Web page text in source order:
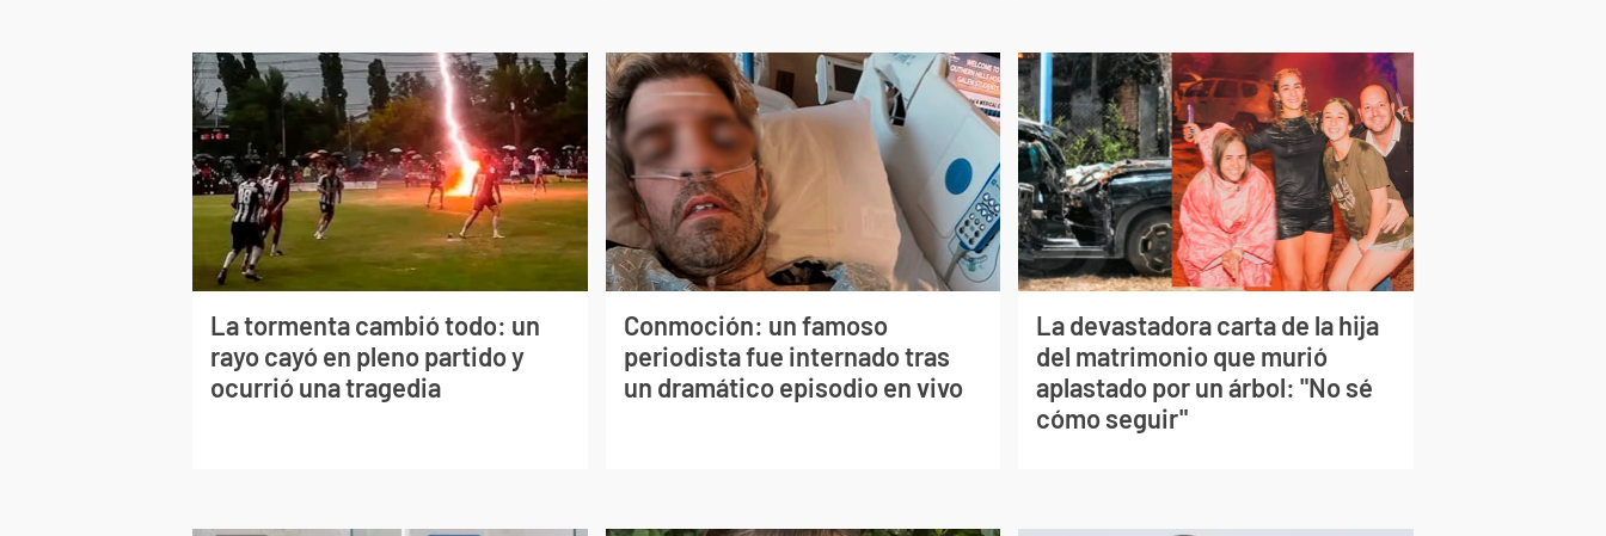
La tormenta cambió todo: un
rayo cayó en pleno partido y
ocurrió una tragedia
Conmoción: un famoso
periodista fue internado tras
un dramático episodio en vivo
La devastadora carta de la hija
del matrimonio que murió
aplastado por un árbol: "No sé
cómo seguir"